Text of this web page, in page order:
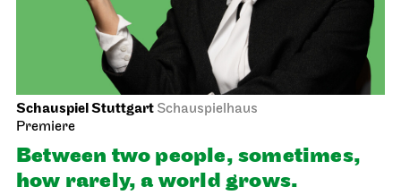
Schauspiel Stuttgart Schauspielhaus
Premiere
Between two people, sometimes,
how rarely, a world grows.